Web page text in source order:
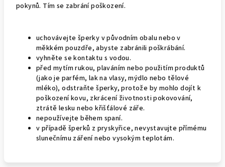
pokynů. Tím se zabrání poškození.
uchovávejte šperky v původním obalu nebo v
měkkém pouzdře, abyste zabránili poškrábání.
vyhněte se kontaktu s vodou.
před mytím rukou, plaváním nebo použitím produktů
(jako je parfém, lak na vlasy, mýdlo nebo tělové
mléko), odstraňte šperky, protože by mohlo dojít k
poškození kovu, zkrácení životnosti pokovování,
ztrátě lesku nebo křišťálové záře.
nepoužívejte během spaní.
v případě šperků z pryskyřice, nevystavujte přímému
slunečnímu záření nebo vysokým teplotám.